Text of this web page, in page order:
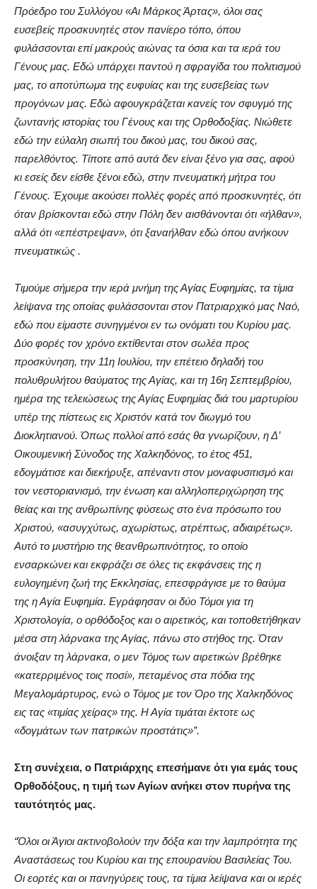
Πρόεδρο του Συλλόγου «Αι Μάρκος Άρτας», όλοι σας
ευσεβείς προσκυνητές στον πανίερο τόπο, όπου
φυλάσσονται επί μακρούς αιώνας τα όσια και τα ιερά του
Γένους μας. Εδώ υπάρχει παντού η σφραγίδα του πολιτισμού
μας, το αποτύπωμα της ευφυίας και της ευσεβείας των
προγόνων μας. Εδώ αφουγκράζεται κανείς τον σφυγμό της
ζωντανής ιστορίας του Γένους και της Ορθοδοξίας. Νιώθετε
εδώ την εύλαλη σιωπή του δικού μας, του δικού σας,
παρελθόντος. Τίποτε από αυτά δεν είναι ξένο για σας, αφού
κι εσείς δεν είσθε ξένοι εδώ, στην πνευματική μήτρα του
Γένους. Έχουμε ακούσει πολλές φορές από προσκυνητές, ότι
όταν βρίσκονται εδώ στην Πόλη δεν αισθάνονται ότι «ήλθαν»,
αλλά ότι «επέστρεψαν», ότι ξαναήλθαν εδώ όπου ανήκουν
πνευματικώς .
Τιμούμε σήμερα την ιερά μνήμη της Αγίας Ευφημίας, τα τίμια
λείψανα της οποίας φυλάσσονται στον Πατριαρχικό μας Ναό,
εδώ που είμαστε συνηγμένοι εν τω ονόματι του Κυρίου μας.
Δύο φορές τον χρόνο εκτίθενται στον σωλέα προς
προσκύνηση, την 11η Ιουλίου, την επέτειο δηλαδή του
πολυθρυλήτου θαύματος της Αγίας, και τη 16η Σεπτεμβρίου,
ημέρα της τελειώσεως της Αγίας Ευφημίας διά του μαρτυρίου
υπέρ της πίστεως εις Χριστόν κατά τον διωγμό του
Διοκλητιανού. Όπως πολλοί από εσάς θα γνωρίζουν, η Δ’
Οικουμενική Σύνοδος της Χαλκηδόνος, το έτος 451,
εδογμάτισε και διεκήρυξε, απέναντι στον μοναφυσιτισμό και
τον νεστοριανισμό, την ένωση και αλληλοπεριχώρηση της
θείας και της ανθρωπίνης φύσεως στο ένα πρόσωπο του
Χριστού, «ασυγχύτως, αχωρίστως, ατρέπτως, αδιαιρέτως».
Αυτό το μυστήριο της θεανθρωπινότητος, το οποίο
ενσαρκώνει και εκφράζει σε όλες τις εκφάνσεις της η
ευλογημένη ζωή της Εκκλησίας, επεσφράγισε με το θαύμα
της η Αγία Ευφημία. Εγράφησαν οι δύο Τόμοι για τη
Χριστολογία, ο ορθόδοξος και ο αιρετικός, και τοποθετήθηκαν
μέσα στη λάρνακα της Αγίας, πάνω στο στήθος της. Όταν
άνοιξαν τη λάρνακα, ο μεν Τόμος των αιρετικών βρέθηκε
«κατερριμένος τοις ποσί», πεταμένος στα πόδια της
Μεγαλομάρτυρος, ενώ ο Τόμος με τον Όρο της Χαλκηδόνος
εις τας «τιμίας χείρας» της. Η Αγία τιμάται έκτοτε ως
«δογμάτων των πατρικών προστάτις»”.
Στη συνέχεια, ο Πατριάρχης επεσήμανε ότι για εμάς τους
Ορθοδόξους, η τιμή των Αγίων ανήκει στον πυρήνα της
ταυτότητός μας.
“Όλοι οι Άγιοι ακτινοβολούν την δόξα και την λαμπρότητα της
Αναστάσεως του Κυρίου και της επουρανίου Βασιλείας Του.
Οι εορτές και οι πανηγύρεις τους, τα τίμια λείψανα και οι ιερές